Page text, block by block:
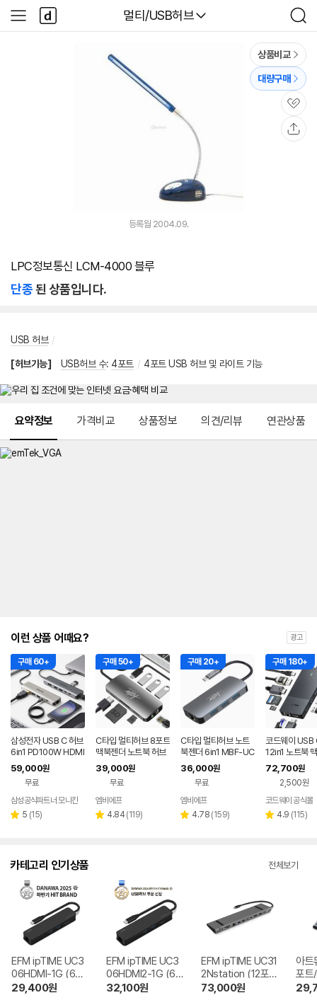
다나와
멀티/USB허브
검
색
사
이
다
나
와
상품비교
대량구매
관
심
등록월 2004.09.
LPC정보통신 LCM-4000 블루
단종된 상품입니다.
USB 허브 /
[허브기능] USB허브 수: 4포트 / 4포트 USB 허브 및 라이트 기능
요약정보 가격비교 상품정보 의견/리뷰 연관상품
이런 상품 어때요? 광고
구매 60+
삼성전자 USB C 허브
6in1 PD100W HDMI
멀티허브 노트북 갤럭
시북 갤럭시탭
59,000원
무료
삼성공식파트너 모니칸
별 5 리
(15)
구매 50+
C타입 멀티허브 8포트
맥북젠더 노트북 허브
MBF-UC8IN1AC
39,000원
무료
엠비에프
별 4.84 리
(119)
구매 20+
C타입 멀티허브 노트
북젠더 6in1 MBF-UC
6IN1
36,000원
무료
엠비에프
별 4.78 리
(159)
구매 180+
코드웨이 USB
12in1 노트북
티허브
72,700원
2,500원
코드웨이 공식몰
별 4.9 리
(115)
카테고리 인기상품 전체보기
EFM ipTIME UC3
06HDMI-1G (6포
트/USB 3.0 Type
29,400원
EFM ipTIME UC3
06HDMI2-1G (6포
트/USB 3.2 Type
32,100원
EFM ipTIME UC31
2Nstation (12포
트/USB 3.0 Type
73,000원
아
포트
e C)